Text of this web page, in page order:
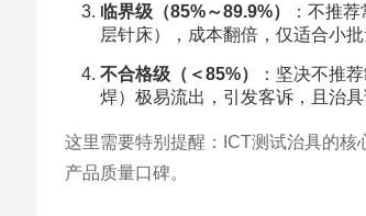
临界级（85%～89.9%）
：不推
层针床），成本翻倍，仅适合小
不合格级（＜85%）
：坚决不推
焊）极易流出，引发客诉，且治
这里需要特别提醒：ICT测试治具的核
产品质量口碑。